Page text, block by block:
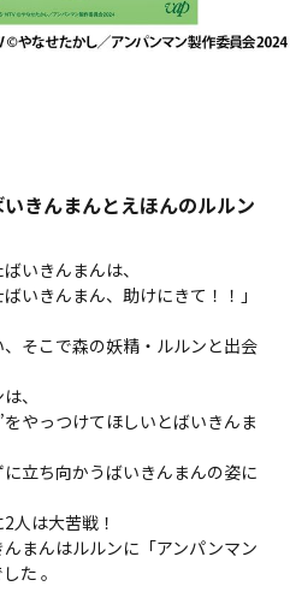
きんまんとえほんのルルン
いきんまんは、
いきんまん、助けにきて！！」
そこで森の妖精・ルルンと出会
、
やっつけてほしいとばいきんま
立ち向かうばいきんまんの姿に
人は大苦戦！
まんはルルンに「アンパンマン
―― 。